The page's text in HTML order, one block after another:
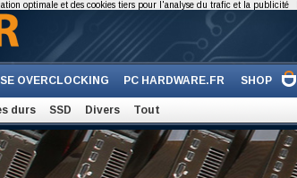
OVERCLOCKING PC HARDWARE.FR SHOP
durs SSD Divers Tout
optimale et des cookies tiers pour l'analyse du trafic et la publicité